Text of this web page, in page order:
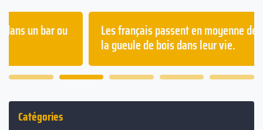
Les français passent en moyenne deux ans à avoir
la gueule de bois dans leur vie.
Catégories